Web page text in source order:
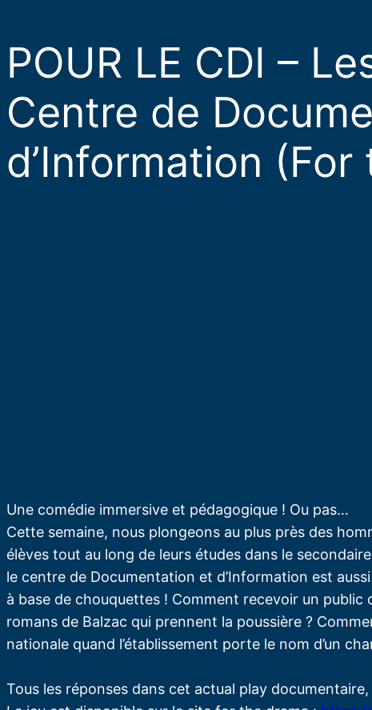
POUR LE CDI –
Centre de
d’Information (For
Une comédie immersive et pédagogique ! Ou pas…
Cette semaine, nous plongeons au plus près des
élèves tout au long de leurs études dans le
le centre de Documentation et d’Information est
à base de chouquettes ! Comment recevoir un public
romans de Balzac qui prennent la poussière ?
nationale quand l’établissement porte le nom d’un
Tous les réponses dans cet actual play documentaire,